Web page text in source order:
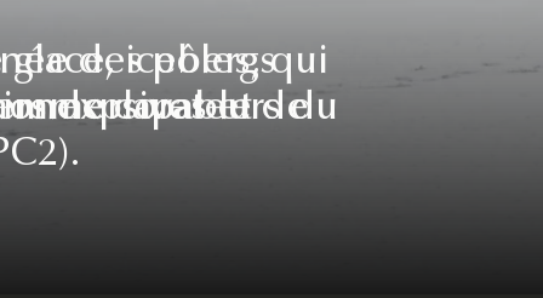
icebergs
explorateurs du
capable de
des pôles, qui
et